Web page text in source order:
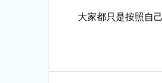
大家都只是按照自